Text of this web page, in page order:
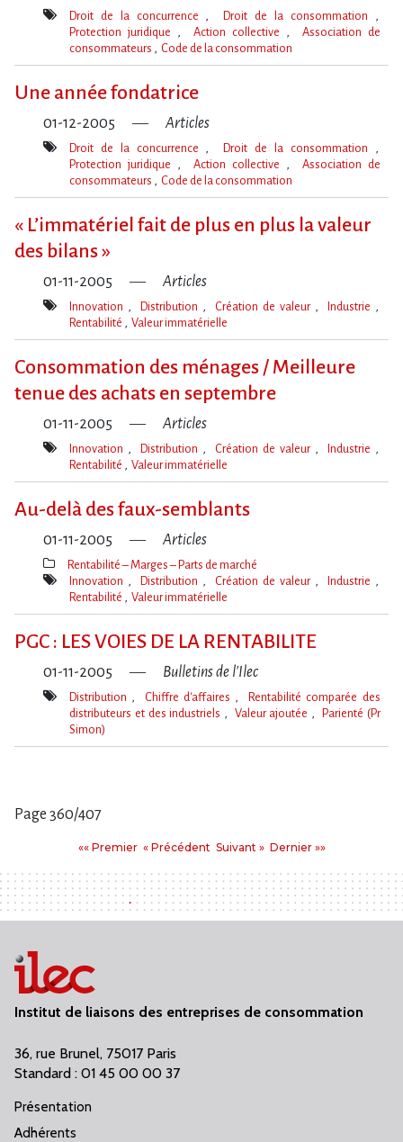
Mot(s)-
Droit de la concurrence
Droit de la consommation
Protection juridique
Action collective
Association de
consommateurs
Code de la consommation
Une année fondatrice
01-12-2005 Articles
Mot(s)-
Droit de la concurrence
Droit de la consommation
Protection juridique
Action collective
Association de
consommateurs
Code de la consommation
« L’immatériel fait de plus en plus la valeur
des bilans »
01-11-2005 Articles
Mot(s)-
Innovation Distribution Création de valeur
Industrie
Rentabilité
Valeur immatérielle
Consommation des ménages / Meilleure
tenue des achats en septembre
01-11-2005 Articles
Mot(s)-
Innovation Distribution Création de valeur
Industrie
Rentabilité
Valeur immatérielle
Au-delà des faux-semblants
01-11-2005 Articles
Thèmes(s)
Rentabilité – Marges – Parts de marché
Mot(s)-
Innovation Distribution Création de valeur
Industrie
Rentabilité
Valeur immatérielle
PGC : LES VOIES DE LA RENTABILITE
01-11-2005 Bulletins de l'Ilec
Mot(s)-
Distribution Chiffre d'affaires
Rentabilité comparée des
distributeurs et des industriels
Valeur ajoutée
Parienté (Pr
Simon)
Page 360/407
«« PremierPremier
« PrécédentPrécédent
Suivant
Suivant » Dernier
Dernier »»
Institut de liaisons des entreprises de consommation
36, rue Brunel, 75017 Paris
Standard : 01 45 00 00 37
Présentation
Adhérents